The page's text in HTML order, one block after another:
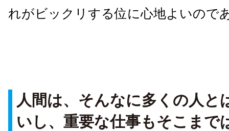
れがビックリする位に心地よいので
人間は、そんなに多くの人と
いし、重要な仕事もそこまで